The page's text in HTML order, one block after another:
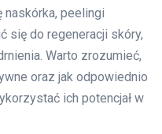
naskórka, peelingi
się do regeneracji skóry,
Warto zrozumieć,
oraz jak odpowiednio
ich potencjał w